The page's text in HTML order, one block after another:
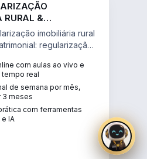
RURAL &
imobiliária rural
regularização
com aulas ao vivo e
real
de semana por mês,
3 meses
com ferramentas
IA